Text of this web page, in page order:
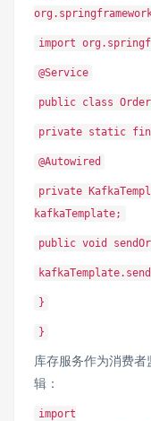
import
@Service
public class
private static
@Autowired
private
kafkaTemplate;
public void
}
}
库存服务作为消费
辑：
import